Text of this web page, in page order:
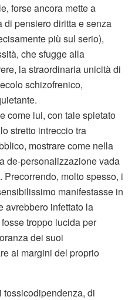
forse ancora mette a
pensiero diritta e senza
più sul serio),
che sfugge alla
la straordinaria unicità di
schizofrenico,
come lui, con tale spietato
stretto intreccio tra
mostrare come nella
de-personalizzazione vada
Precorrendo, molto spesso, i
manifestasse in
avrebbero infettato la
troppo lucida per
dei suoi
ai margini del proprio
tossicodipendenza, di